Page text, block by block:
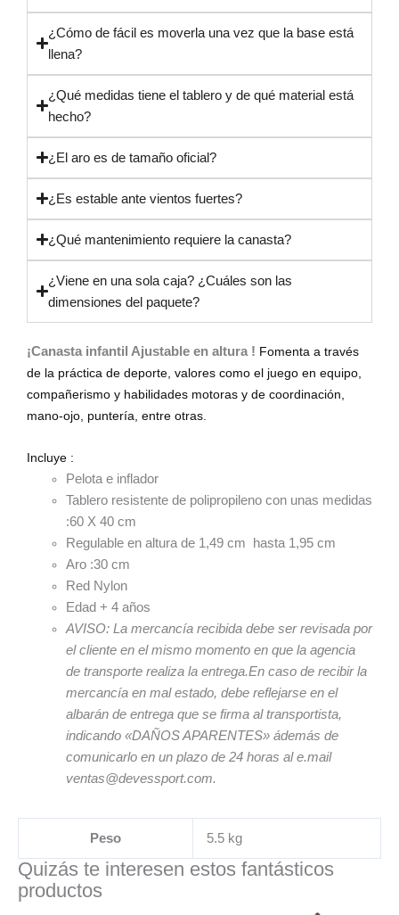
¿Cómo de fácil es moverla una vez que la base está
llena?
¿Qué medidas tiene el tablero y de qué material está
hecho?
¿El aro es de tamaño oficial?
¿Es estable ante vientos fuertes?
¿Qué mantenimiento requiere la canasta?
¿Viene en una sola caja? ¿Cuáles son las
dimensiones del paquete?
¡Canasta infantil Ajustable en altura ! Fomenta a través
de la práctica de deporte, valores como el juego en equipo,
compañerismo y habilidades motoras y de coordinación,
mano-ojo, puntería, entre otras.
Incluye :
Pelota e inflador
Tablero resistente de polipropileno con unas medidas
:60 X 40 cm
Regulable en altura de 1,49 cm hasta 1,95 cm
Aro :30 cm
Red Nylon
Edad + 4 años
AVISO: La mercancía recibida debe ser revisada por
el cliente en el mismo momento en que la agencia
de transporte realiza la entrega.En caso de recibir la
mercancía en mal estado, debe reflejarse en el
albarán de entrega que se firma al transportista,
indicando «DAÑOS APARENTES» ádemás de
comunicarlo en un plazo de 24 horas al e.mail
ventas@devessport.com.
Peso 5.5 kg
Quizás te interesen estos fantásticos
productos